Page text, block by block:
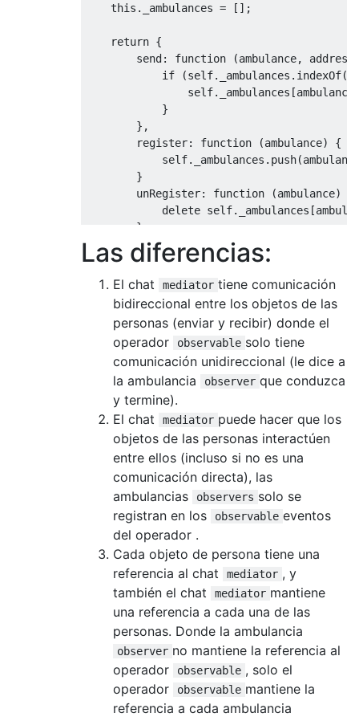
    this._ambulances = [];
    return {
send: function (ambulance,
if
            }
        },
        register: function (ambulance) {
        }
        unRegister: function (ambulance) {
delete
        }
    }
};
//Usage:
let operator = new OperatorObservable();
let amb111 = new AmbulanceObserver('111');
let amb112 = new AmbulanceObserver('112');
operator.register(amb111);
operator.register(amb112);
operator.send(amb111, '27010 La Sierra
operator.unRegister(amb111);
operator.send(amb112, '97011 La Sierra
Las diferencias:
El chat mediator tiene comunicación
bidireccional entre los objetos de las
personas (enviar y recibir) donde el
operador
observable solo tiene
comunicación unidireccional (le dice a
la ambulancia
observer que conduzca
y termine).
El chat
mediator puede hacer que los
objetos de las personas interactúen
entre ellos (incluso si no es una
comunicación directa), las
ambulancias
observers solo se
registran en los
observable eventos
del operador .
Cada objeto de persona tiene una
referencia al chat
mediator , y
también el chat
mediator mantiene
una referencia a cada una de las
personas. Donde la ambulancia
observer no mantiene la referencia al
operador
observable , solo el
operador
observable mantiene la
referencia a cada ambulancia